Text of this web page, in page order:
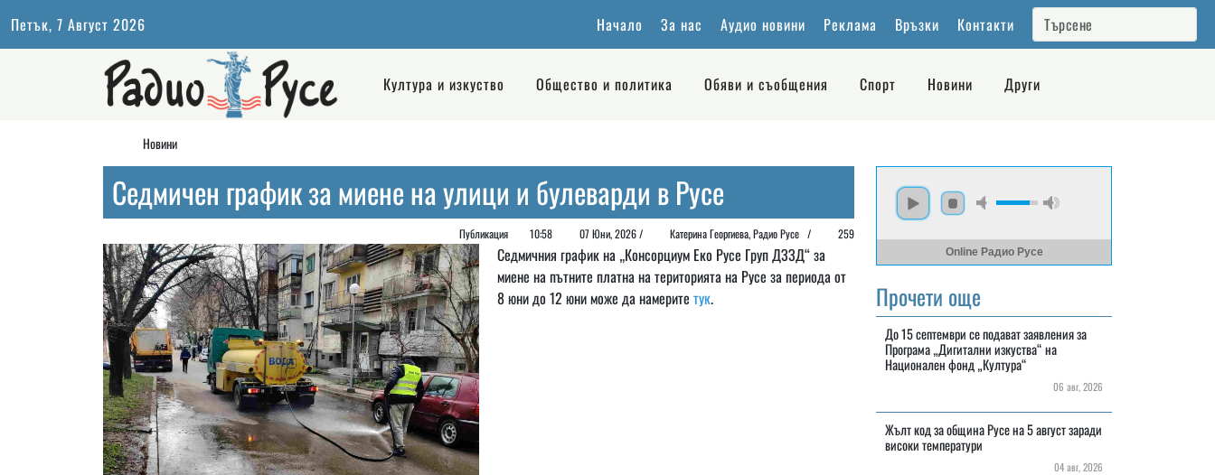
Петък, 7 Август 2026 Начало За нас Аудио новини Реклама Връзки Контакти
Култура и изкуство Общество и политика Обяви и съобщения Спорт Новини Други
Новини
Седмичен график за миене на улици и булеварди в Русе
Публикация 10:58 07 Юни, 2026 / Катерина Георгиева, Радио Русе / 259
Седмичния график на „Консорциум Еко Русе Груп ДЗЗД“ за
миене на пътните платна на територията на Русе за периода от
8 юни до 12 юни може да намерите тук.
Online Радио Русе
Прочети още
До 15 септември се подават заявления за
Програма „Дигитални изкуства“ на
Национален фонд „Култура“
06 авг, 2026
Жълт код за община Русе на 5 август заради
високи температури
04 авг, 2026